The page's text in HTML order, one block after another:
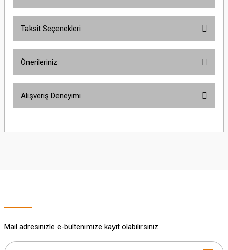
Taksit Seçenekleri
Önerileriniz
yetersiz gördüğünüz noktaları öneri formunu kullanarak tarafımıza
Alışveriş Deneyimi
Mail adresinizle e-bültenimize kayıt olabilirsiniz.